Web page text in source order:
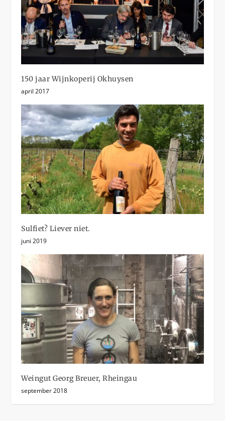
150 jaar Wijnkoperij Okhuysen
april 2017
Sulfiet? Liever niet.
juni 2019
Weingut Georg Breuer, Rheingau
september 2018